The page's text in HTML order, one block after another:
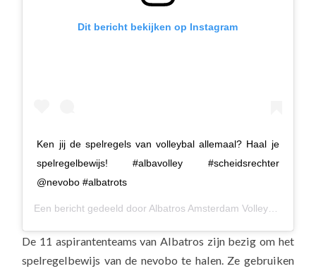
Dit bericht bekijken op Instagram
Ken jij de spelregels van volleybal allemaal? Haal je
spelregelbewijs! #albavolley #scheidsrechter
@nevobo #albatrots
Een bericht gedeeld door Albatros Amsterdam Volleybal
De 11 aspirantenteams van Albatros zijn bezig om het
spelregelbewijs van de nevobo te halen. Ze gebruiken